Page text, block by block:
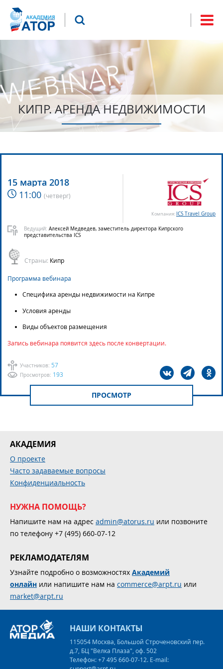
поиска
Что будем искать?
КИПР. АРЕНДА НЕДВИЖИМОСТИ
15 марта 2018
11:00 (четверг)
Компания: ICS Travel Group
Участников: 57
Просмотров: 193
Ведущий: Алексей Медведев, заместитель директора Кипрского
представительства ICS
Страны: Кипр
Программа вебинара
Специфика аренды недвижимости на Кипре
Условия аренды
Виды объектов размещения
Запись вебинара появится здесь после конвертации.
ПРОСМОТР
АКАДЕМИЯ
О проекте
Часто задаваемые вопросы
Конфиденциальность
НУЖНА ПОМОЩЬ?
Напишите нам на адрес admin@atorus.ru или позвоните
по телефону +7 (495) 660-07-12
РЕКЛАМОДАТЕЛЯМ
Узнайте подробно о возможностях Академий
онлайн или напишите нам на commerce@arpt.ru или
market@arpt.ru
НАШИ КОНТАКТЫ
115054 Москва, Большой Строченовский пер.
д.7, БЦ "Велка Плаза", оф. 502
Телефон: +7 495 660-07-12. E-mail: